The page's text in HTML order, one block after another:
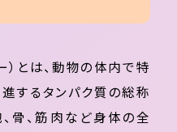
）とは、動物の体内で特
するタンパク質の総称
骨、筋肉など身体の全